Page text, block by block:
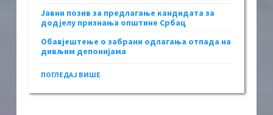
Јавни позив за предлагање кандидата за
додјелу признања општине Србац
Обавјештење о забрани одлагања отпада на
дивљим депонијама
ПОГЛЕДАЈ ВИШЕ